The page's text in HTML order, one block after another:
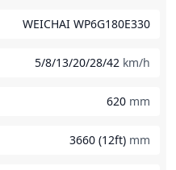
WEICHAI WP6G180E330
5/8/13/20/28/42 km/h
620 mm
3660 (12ft) mm